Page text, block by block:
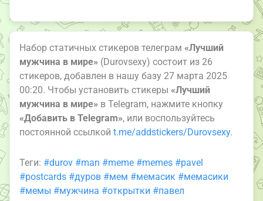
Набор статичных стикеров телеграм «Лучший
мужчина в мире» (Durovsexy) состоит из 26
стикеров, добавлен в нашу базу 27 марта 2025
00:20. Чтобы установить стикеры «Лучший
мужчина в мире» в Telegram, нажмите кнопку
«Добавить в Telegram», или воспользуйтесь
постоянной ссылкой t.me/addstickers/Durovsexy.
Теги: #durov #man #meme #memes #pavel
#postcards #дуров #мем #мемасик #мемасики
#мемы #мужчина #открытки #павел